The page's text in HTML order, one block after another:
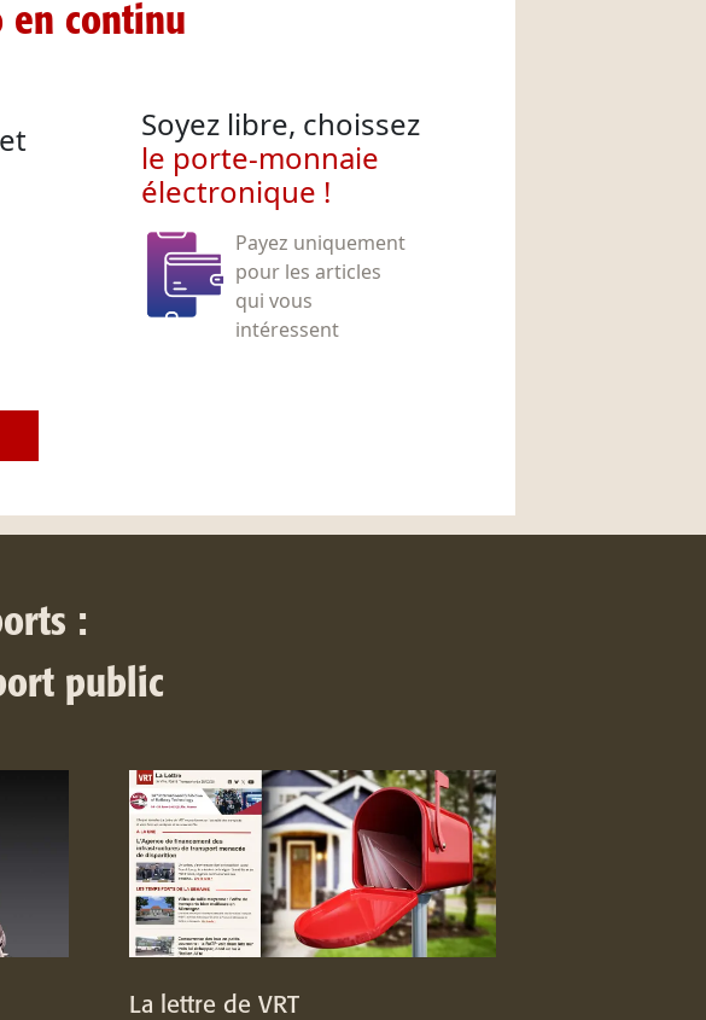
en continu
Soyez libre, choissez
le porte-monnaie
électronique !
Payez uniquement
pour les articles
qui vous
intéressent
:
public
La lettre de VRT